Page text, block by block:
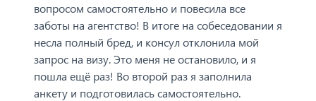
вопросом самостоятельно и повесила все
заботы на агентство! В итоге на собеседовании я
несла полный бред, и консул отклонила мой
запрос на визу. Это меня не остановило, и я
пошла ещё раз! Во второй раз я заполнила
анкету и подготовилась самостоятельно.